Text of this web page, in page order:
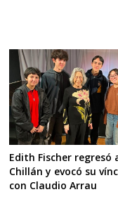
Edith Fischer regresó
Chillán y evocó su
con Claudio Arrau